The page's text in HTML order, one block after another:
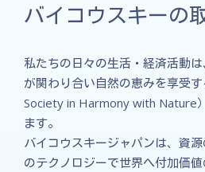
バイコウスキーの
私たちの日々の生活・経済活動
が関わり合い自然の恵みを享受
Society in Harmony with Nature
ます。
バイコウスキージャパンは、資
のテクノロジーで世界へ付加価